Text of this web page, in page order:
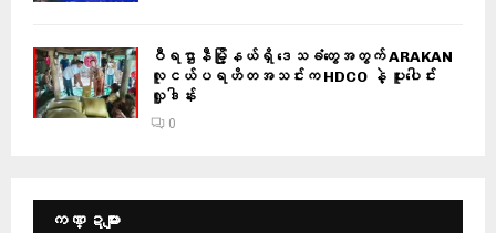
ဝီရဌာနီမြို့နယ်ရှိ‌ ဒေသခံတွေအတွက် ARAKAN
လူငယ်ပရဟိတအသင်းက HDCO နဲ့ ပူးပေါင်း
လှူဒါန်း
0
ကဏ္ဍများ